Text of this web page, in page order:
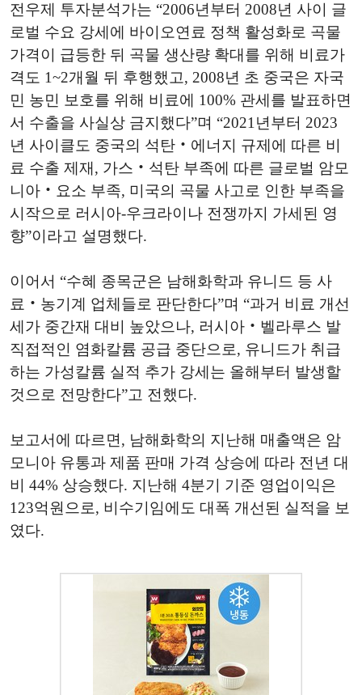
전우제 투자분석가는 “2006년부터 2008년 사이 글
로벌 수요 강세에 바이오연료 정책 활성화로 곡물
가격이 급등한 뒤 곡물 생산량 확대를 위해 비료가
격도 1~2개월 뒤 후행했고, 2008년 초 중국은 자국
민 농민 보호를 위해 비료에 100% 관세를 발표하면
서 수출을 사실상 금지했다”며 “2021년부터 2023
년 사이클도 중국의 석탄‧에너지 규제에 따른 비
료 수출 제재, 가스‧석탄 부족에 따른 글로벌 암모
니아‧요소 부족, 미국의 곡물 사고로 인한 부족을
시작으로 러시아-우크라이나 전쟁까지 가세된 영
향”이라고 설명했다.
이어서 “수혜 종목군은 남해화학과 유니드 등 사
료‧농기계 업체들로 판단한다”며 “과거 비료 개선
세가 중간재 대비 높았으나, 러시아‧벨라루스 발
직접적인 염화칼륨 공급 중단으로, 유니드가 취급
하는 가성칼륨 실적 추가 강세는 올해부터 발생할
것으로 전망한다”고 전했다.
보고서에 따르면, 남해화학의 지난해 매출액은 암
모니아 유통과 제품 판매 가격 상승에 따라 전년 대
비 44% 상승했다. 지난해 4분기 기준 영업이익은
123억원으로, 비수기임에도 대폭 개선된 실적을 보
였다.